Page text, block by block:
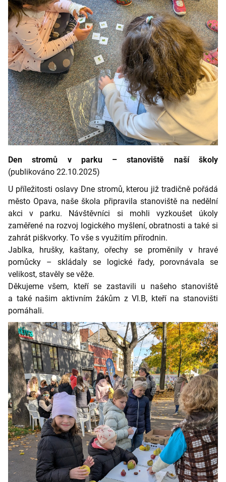
Den stromů v parku – stanoviště naší školy
(publikováno 22.10.2025)
U příležitosti oslavy Dne stromů, kterou již tradičně pořádá
město Opava, naše škola připravila stanoviště na nedělní
akci v parku. Návštěvníci si mohli vyzkoušet úkoly
zaměřené na rozvoj logického myšlení, obratnosti a také si
zahrát piškvorky. To vše s využitím přírodnin.
Jablka, hrušky, kaštany, ořechy se proměnily v hravé
pomůcky – skládaly se logické řady, porovnávala se
velikost, stavěly se věže.
Děkujeme všem, kteří se zastavili u našeho stanoviště
a také našim aktivním žákům z VI.B, kteří na stanovišti
pomáhali.